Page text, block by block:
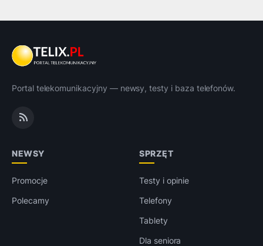
Portal telekomunikacyjny — newsy, testy i baza telefonów.
NEWSY
Promocje
Polecamy
SPRZĘT
Testy i opinie
Telefony
Tablety
Dla seniora